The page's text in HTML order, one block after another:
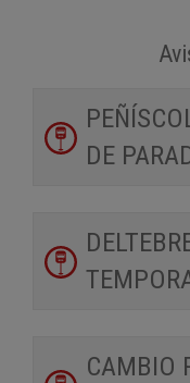
DE
CAMBIO